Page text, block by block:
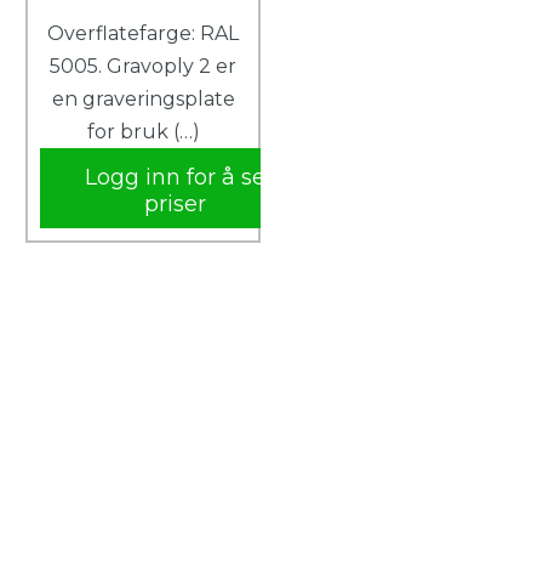
Overflatefarge: RAL
5005. Gravoply 2 er
en graveringsplate
for bruk (…)
Logg inn for å se
priser